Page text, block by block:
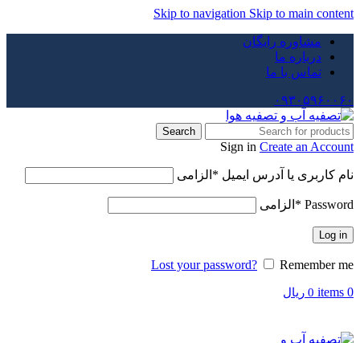
Skip to navigation Skip to main content
مشاوره رایگان
درباره ما
تماس با ما
۰۹۳۰۵۹۶۰۰۶۰
Search
Sign in Create an Account
نام کاربری یا آدرس ایمیل * الزامی
Password
* الزامی
Log in
Lost your password?
Remember me
0
items
0 ریال